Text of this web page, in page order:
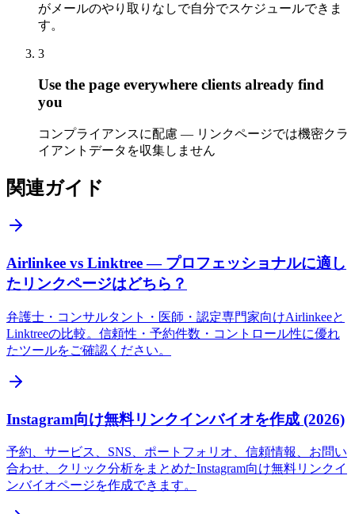
がメールのやり取りなしで自分でスケジュールできま
す。
3
Use the page everywhere clients already find
you
コンプライアンスに配慮 — リンクページでは機密クラ
イアントデータを収集しません
関連ガイド
Airlinkee vs Linktree — プロフェッショナルに適し
たリンクページはどちら？
弁護士・コンサルタント・医師・認定専門家向けAirlinkeeと
Linktreeの比較。信頼性・予約件数・コントロール性に優れ
たツールをご確認ください。
Instagram向け無料リンクインバイオを作成 (2026)
予約、サービス、SNS、ポートフォリオ、信頼情報、お問い
合わせ、クリック分析をまとめたInstagram向け無料リンクイ
ンバイオページを作成できます。